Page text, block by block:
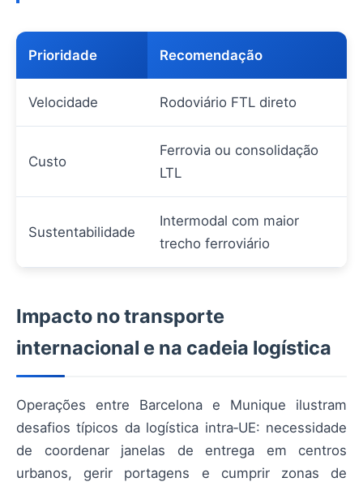
Prioridade Recomendação
Velocidade Rodoviário FTL direto
Custo
Ferrovia ou consolidação
LTL
Sustentabilidade
Intermodal com maior
trecho ferroviário
Impacto no transporte
internacional e na cadeia logística
Operações entre Barcelona e Munique ilustram
desafios típicos da logística intra‑UE: necessidade
de coordenar janelas de entrega em centros
urbanos, gerir portagens e cumprir zonas de